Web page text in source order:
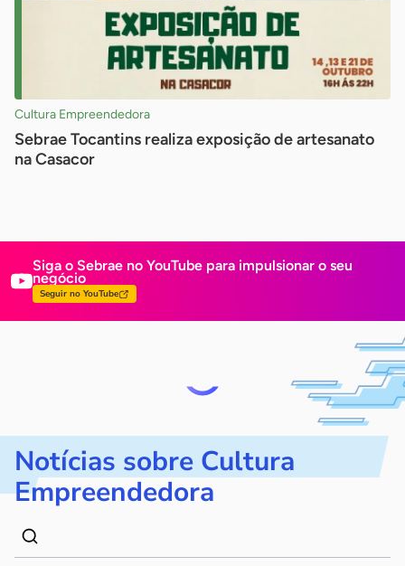
Cultura Empreendedora
Sebrae Tocantins realiza exposição de artesanato
na Casacor
Siga o Sebrae no YouTube para impulsionar o seu
negócio
Seguir no YouTube
Notícias sobre Cultura
Empreendedora